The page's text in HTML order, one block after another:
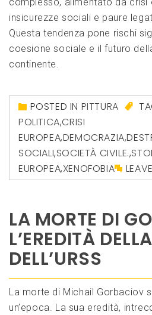
insicurezze sociali e paure
Questa tendenza pone rischi
coesione sociale e il futuro
continente.
POSTED IN PITTURA
POLITICA,CRISI
EUROPEA,DEMOCRAZIA,
SOCIALI,SOCIETÀ CIVILE.,
EUROPEA,XENOFOBIA
LA MORTE DI
L’EREDITÀ
DELL’URSS
La morte di Michail Gorbaciov
un’epoca. La sua eredità,